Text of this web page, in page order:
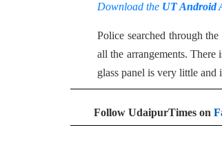
Download the UT Android
Police searched through
all the arrangements.
glass panel is very little
Follow UdaipurTimes on